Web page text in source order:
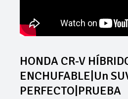
HONDA CR-V
ENCHUFABLE|Un
PERFECTO|PRUEBA